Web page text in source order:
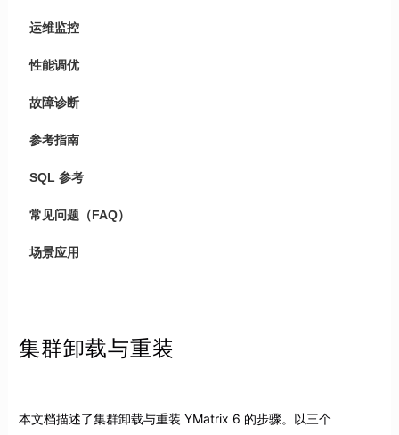
运维监控
性能调优
故障诊断
参考指南
SQL 参考
常见问题（FAQ）
场景应用
集群卸载与重装
本文档描述了集群卸载与重装 YMatrix 6 的步骤。以三个